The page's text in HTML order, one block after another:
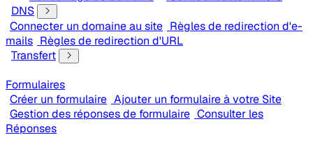
DNS
Connecter un domaine au site Règles de redirection d'e-
mails Règles de redirection d'URL
Transfert
Formulaires
Créer un formulaire Ajouter un formulaire à votre Site
Gestion des réponses de formulaire Consulter les
Réponses